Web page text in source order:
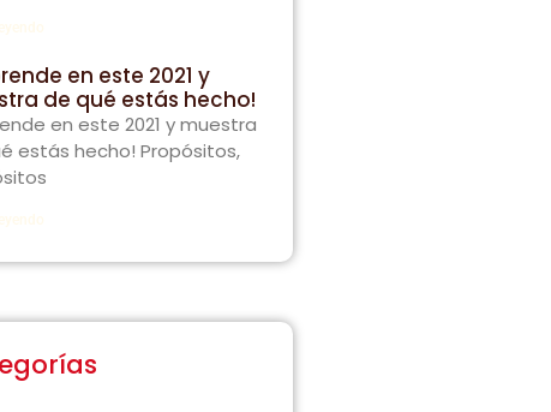
en este 2021 y
de qué estás hecho!
en este 2021 y muestra
estás hecho! Propósitos,